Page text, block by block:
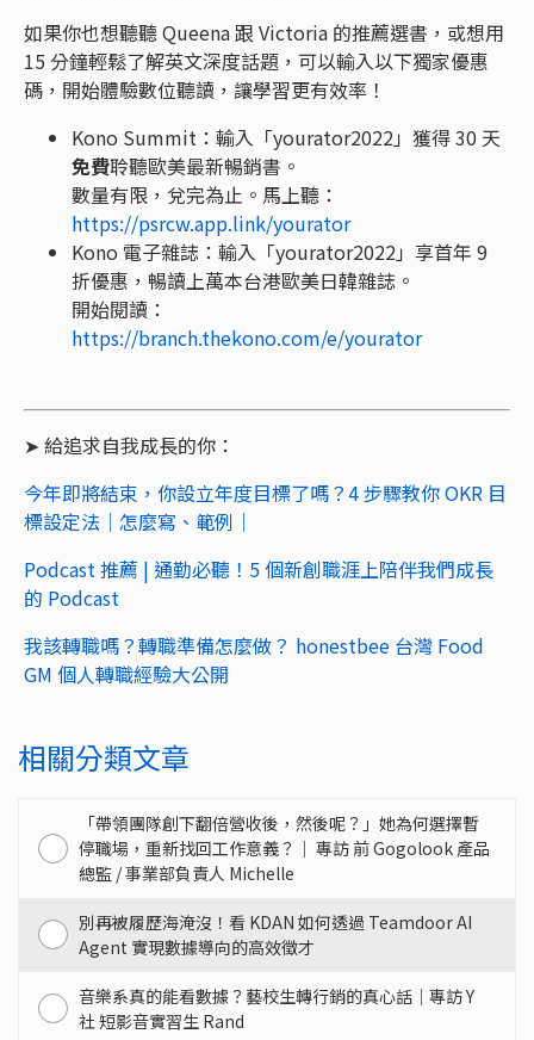
如果你也想聽聽 Queena 跟 Victoria 的推薦選書，或想用
15 分鐘輕鬆了解英文深度話題，可以輸入以下獨家優惠
碼，開始體驗數位聽讀，讓學習更有效率！
Kono Summit：輸入「yourator2022」獲得 30 天
免費聆聽歐美最新暢銷書。
數量有限，兌完為止。馬上聽：
https://psrcw.app.link/yourator
Kono 電子雜誌：輸入「yourator2022」享首年 9
折優惠，暢讀上萬本台港歐美日韓雜誌。
開始閱讀：
https://branch.thekono.com/e/yourator
➤ 給追求自我成長的你：
今年即將結束，你設立年度目標了嗎？4 步驟教你 OKR 目
標設定法｜怎麼寫、範例｜
Podcast 推薦 | 通勤必聽！5 個新創職涯上陪伴我們成長
的 Podcast
我該轉職嗎？轉職準備怎麼做？ honestbee 台灣 Food
GM 個人轉職經驗大公開
相關分類文章
「帶領團隊創下翻倍營收後，然後呢？」她為何選擇暫
停職場，重新找回工作意義？｜ 專訪 前 Gogolook 產品
總監 / 事業部負責人 Michelle
別再被履歷海淹沒！看 KDAN 如何透過 Teamdoor AI
Agent 實現數據導向的高效徵才
音樂系真的能看數據？藝校生轉行銷的真心話｜專訪 Y
社 短影音實習生 Rand